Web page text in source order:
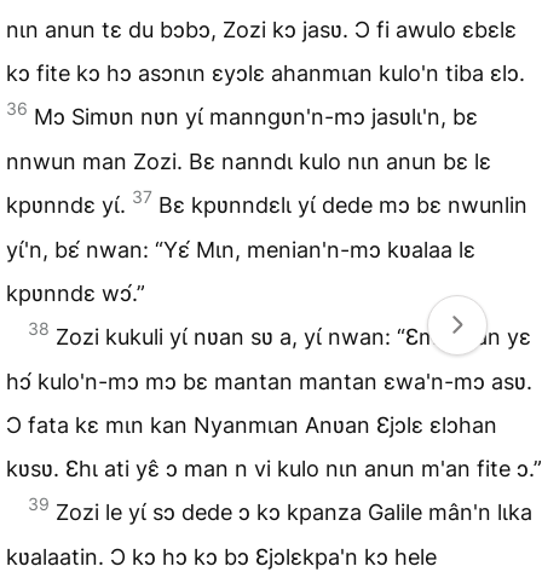
nɩn anun tɛ du bɔbɔ, Zozi kɔ jasʋ. Ɔ fi awulo ɛbɛlɛ
kɔ fite kɔ hɔ asɔnɩn ɛyɔlɛ ahanmɩan kulo'n tiba ɛlɔ.
36 Mɔ Simʋn nʋn yɩ́ manngʋn'n-mɔ jasʋlɩ'n, bɛ
nnwun man Zozi. Bɛ nanndɩ kulo nɩn anun bɛ lɛ
kpʋnndɛ yɩ́. 37 Bɛ kpʋnndɛlɩ yɩ́ dede mɔ bɛ nwunlin
yɩ́'n, bɛ́ nwan: “Yɛ́ Mɩn, menian'n-mɔ kʋalaa lɛ
kpʋnndɛ wɔ́.”
38 Zozi kukuli yɩ́ nʋan sʋ a, yɩ́ nwan: “Ɛmɔ mán yɛ
hɔ́ kulo'n-mɔ mɔ bɛ mantan mantan ɛwa'n-mɔ asʋ.
Ɔ fata kɛ mɩn kan Nyanmɩan Anʋan Ɛjɔlɛ ɛlɔhan
kʋsʋ. Ɛhɩ ati yɛ̂ ɔ man n vi kulo nɩn anun m'an fite ɔ.”
39 Zozi le yɩ́ sɔ dede ɔ kɔ kpanza Galile mân'n lɩka
kʋalaatin. Ɔ kɔ hɔ kɔ bɔ Ɛjɔlɛkpa'n kɔ hele